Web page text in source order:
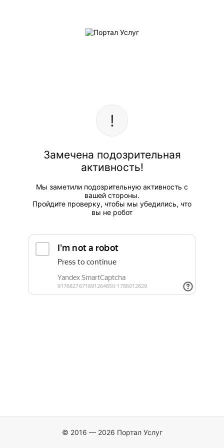
Замечена подозрительная
активность!
Мы заметили подозрительную активность с
вашей стороны.
Пройдите проверку, чтобы мы убедились, что
вы не робот
© 2016 — 2026 Портал Услуг